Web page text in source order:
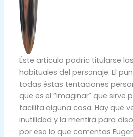
Éste artículo podría titularse
habituales del personaje. El
todas éstas tentaciones
que es el “imaginar” que sirve
facilita alguna cosa. Hay que
inutilidad y la mentira para
por eso lo que comentas